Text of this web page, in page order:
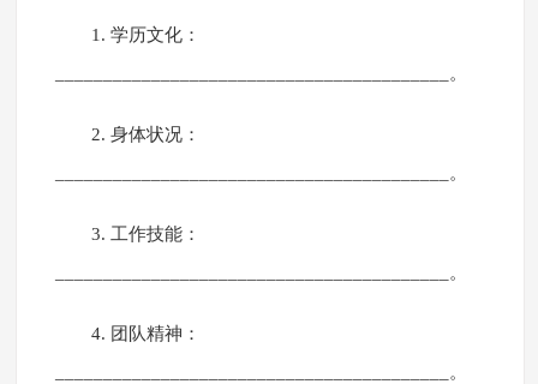
1. 学历文化：
_________________________________________。
2. 身体状况：
_________________________________________。
3. 工作技能：
_________________________________________。
4. 团队精神：
_________________________________________。